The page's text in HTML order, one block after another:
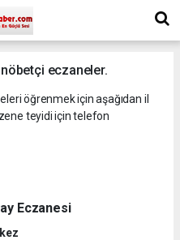
eczaneler.
öğrenmek için aşağıdan il
teyidi için telefon
Eczanesi